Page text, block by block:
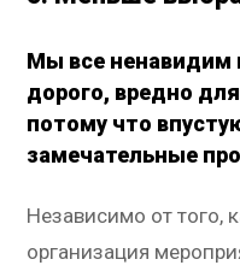
Мы все ненавидим
дорого, вредно
потому что
замечательные
Независимо от того,
организация